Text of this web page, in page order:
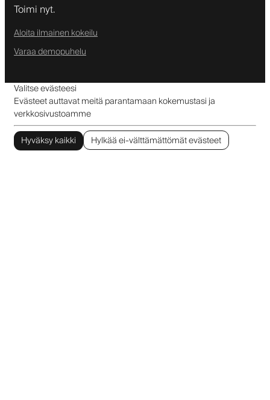
Toimi nyt.
Aloita ilmainen kokeilu
Varaa demopuhelu
Valitse evästeesi
Evästeet auttavat meitä parantamaan kokemustasi ja
verkkosivustoamme
Hyväksy kaikki
Hylkää ei-välttämättömät evästeet